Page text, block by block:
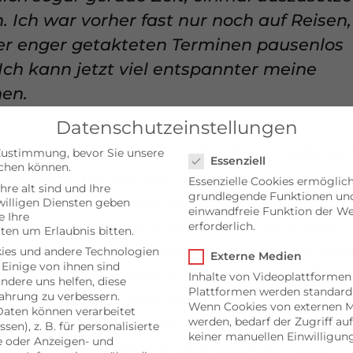
Ich war vorher fast nur noch auf Reisen,
enger getakteten Terminen pausenlos
kann jetzt viel entspannter meine
Die reift ganz In Ruhe. Dann geht es
bin ich mit mir gerade sehr im
dass ich nicht vollständig zu den
werde. Vermutlich geht es uns allen
künftig in veränderter Form Musik und
Also nicht einfach weitermachen mit
und teurer, ganz ohne Ende. Und so
übers Reisen neu nachdenken: Etwa
der Nähe unserem Glück auf die Spur
Datenschutzeinstellungen
bevor Sie unsere
können.
alt sind und Ihre
Diensten geben
Ihre
um Erlaubnis bitten.
und andere Technologien
von ihnen sind
uns helfen, diese
zu verbessern.
können verarbeitet
z. B. für personalisierte
oder Anzeigen- und
Essenziell
Essenzielle Cookies
grundlegende Funktionen
einwandfreie Funktion der
erforderlich.
Externe Medien
Inhalte von
Plattformen werden
Wenn Cookies von externen
werden, bedarf der Zugriff
keiner manuellen